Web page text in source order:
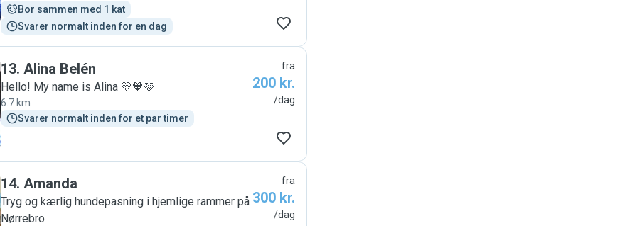
Bor sammen med 1 kat
Svarer normalt inden for en dag
13. Alina Belén
Hello! My name is Alina 💛🧡🩷
6.7 km
Svarer normalt inden for et par timer
fra
200 kr.
/dag
14. Amanda
Tryg og kærlig hundepasning i hjemlige rammer på
Nørrebro
fra
300 kr.
/dag